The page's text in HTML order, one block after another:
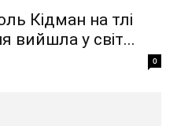
Кідман на тлі
вийшла у світ...
0